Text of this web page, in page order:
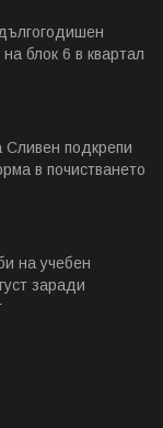
блок 6 в квартал
Сливен подкрепи
в почистването
на учебен
заради